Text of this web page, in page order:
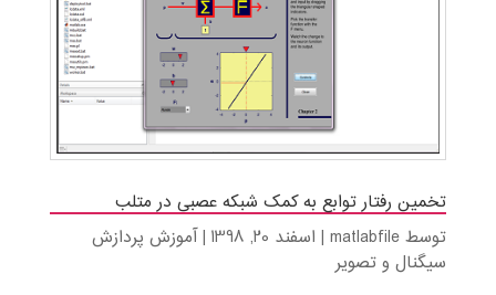
تخمین رفتار توابع به کمک شبکه عصبی در متلب
توسطmatlabfile
| اسفند 20, 1398 |آموزش پردازش
سیگنال و تصویر